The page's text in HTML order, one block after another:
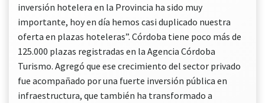
inversión hotelera en la Provincia ha sido muy
importante, hoy en día hemos casi duplicado nuestra
oferta en plazas hoteleras”. Córdoba tiene poco más de
125.000 plazas registradas en la Agencia Córdoba
Turismo. Agregó que ese crecimiento del sector privado
fue acompañado por una fuerte inversión pública en
infraestructura, que también ha transformado a